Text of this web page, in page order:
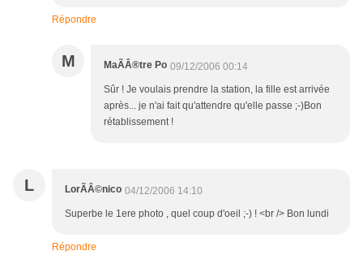
Répondre
M MaÃÂ®tre Po 09/12/2006 00:14
Sûr ! Je voulais prendre la station, la fille est arrivée
après... je n'ai fait qu'attendre qu'elle passe ;-)Bon
rétablissement !
L LorÃÂ©nico 04/12/2006 14:10
Superbe le 1ere photo , quel coup d'oeil ;-) ! <br /> Bon lundi
Répondre